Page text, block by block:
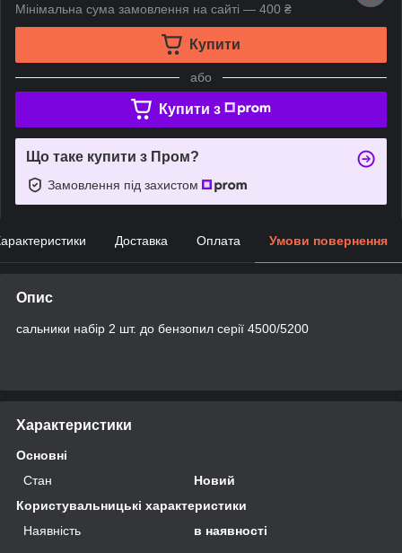
Мінімальна сума замовлення на сайті — 400 ₴
Купити
або
Купити з
Що таке купити з Пром?
Замовлення під захистом
Доставка Оплата Умови повернення
Опис
сальники набір 2 шт. до бензопил серії 4500/5200
Характеристики
Основні
Стан
Новий
Користувальницькі характеристики
Наявність
в наявності